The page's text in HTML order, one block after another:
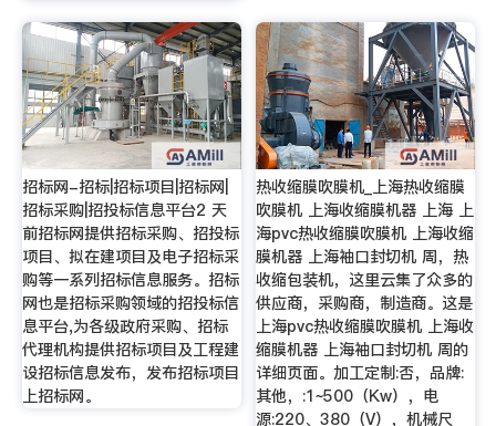
招标网-招标|招标项目|招标网|
招标采购|招投标信息平台2 天
前招标网提供招标采购、招投标
项目、拟在建项目及电子招标采
购等一系列招标信息服务。招标
网也是招标采购领域的招投标信
息平台,为各级政府采购、招标
代理机构提供招标项目及工程建
设招标信息发布，发布招标项目
上招标网。
热收缩膜吹膜机_上海热收缩膜
吹膜机 上海收缩膜机器 上海 上
海pvc热收缩膜吹膜机 上海收缩
膜机器 上海袖口封切机 周，热
收缩包装机，这里云集了众多的
供应商，采购商，制造商。这是
上海pvc热收缩膜吹膜机 上海收
缩膜机器 上海袖口封切机 周的
详细页面。加工定制:否，品牌:
其他，:1~500（Kw），电
源:220、380（V），机械尺